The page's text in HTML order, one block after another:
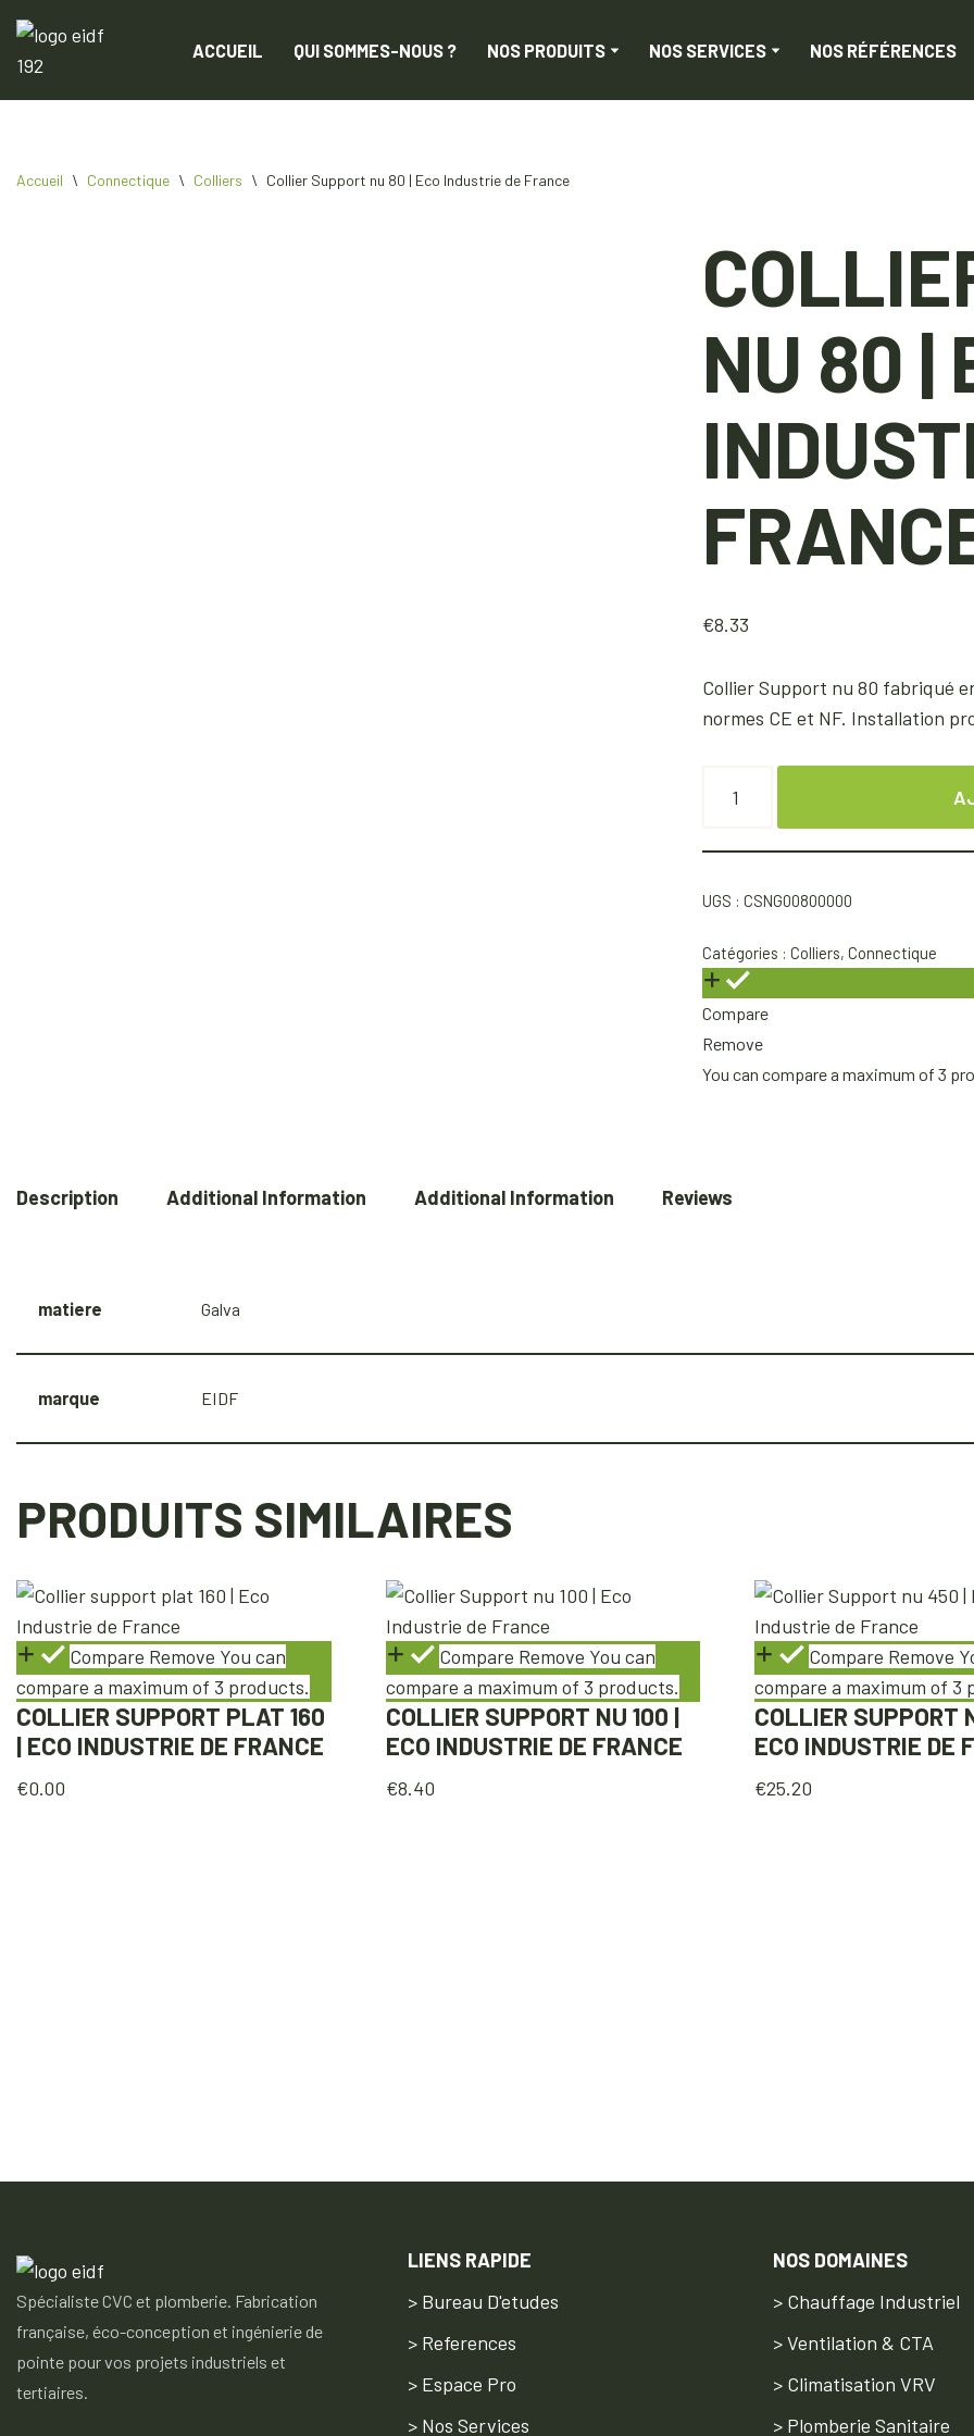
Aller
ACCUEIL QUI SOMMES-NOUS ? NOS PRODUITS NOS SERVICES NOS RÉFÉRENCES
Accueil \ Connectique \ Colliers \ Collier Support nu 80 | Eco Industrie de France
NU 80 |
€8.33
Collier Support nu 80 fabriqué
normes CE et NF. Installation
UGS : CSNG00800000
Catégories : Colliers, Connectique
Compare
Remove
You can compare a maximum of 3
Description Additional Information Additional Information Reviews
matiere Galva
marque EIDF
PRODUITS SIMILAIRES
Compare Remove You can
compare a maximum of 3 products.
COLLIER SUPPORT PLAT 160
| ECO INDUSTRIE DE FRANCE
€0.00
Compare Remove You can
compare a maximum of 3 products.
COLLIER SUPPORT NU 100 |
ECO INDUSTRIE DE FRANCE
€8.40
Compare Remove
compare a maximum of 3
COLLIER SUPPORT
ECO INDUSTRIE DE
€25.20
Spécialiste CVC et plomberie. Fabrication
française, éco-conception et ingénierie de
pointe pour vos projets industriels et
tertiaires.
LIENS RAPIDE
> Bureau D'etudes
> References
> Espace Pro
> Nos Services
NOS DOMAINES
> Chauffage Industriel
> Ventilation & CTA
> Climatisation VRV
> Plomberie Sanitaire